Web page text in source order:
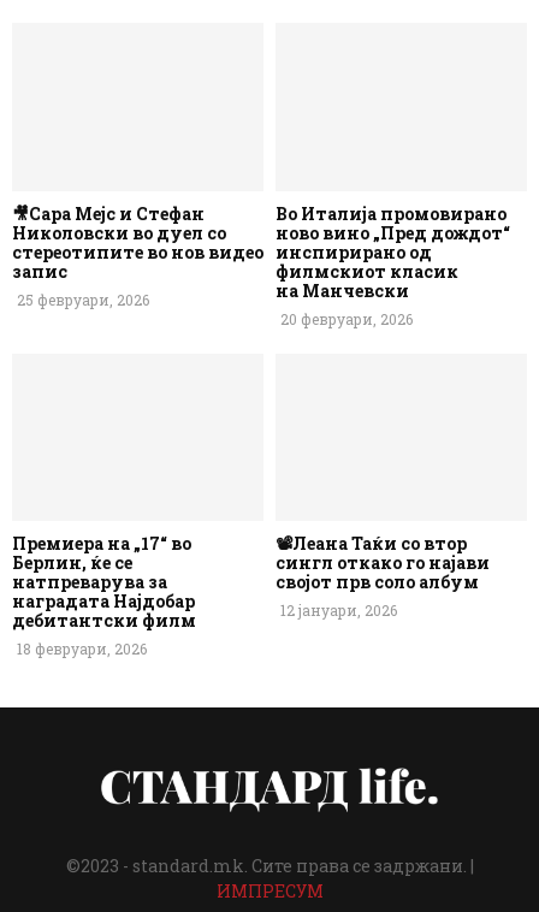
🎥Сара Мејс и Стефан
Николовски во дуел со
стереотипите во нов видео
запис
25 февруари, 2026
Во Италија промовирано
ново вино „Пред дождот“
инспирирано од
филмскиот класик
на Манчевски
20 февруари, 2026
Премиера на „17“ во
Берлин, ќе се
натпреварува за
наградата Најдобар
дебитантски филм
18 февруари, 2026
📽️Леана Таќи со втор
сингл откако го најави
својот прв соло албум
12 јануари, 2026
©2023 - standard.mk. Сите права се задржани. |
ИМПРЕСУМ